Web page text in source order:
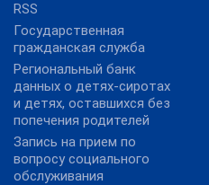
RSS
Государственная
гражданская служба
Региональный банк
данных о детях-сиротах
и детях, оставшихся без
попечения родителей
Запись на прием по
вопросу социального
обслуживания